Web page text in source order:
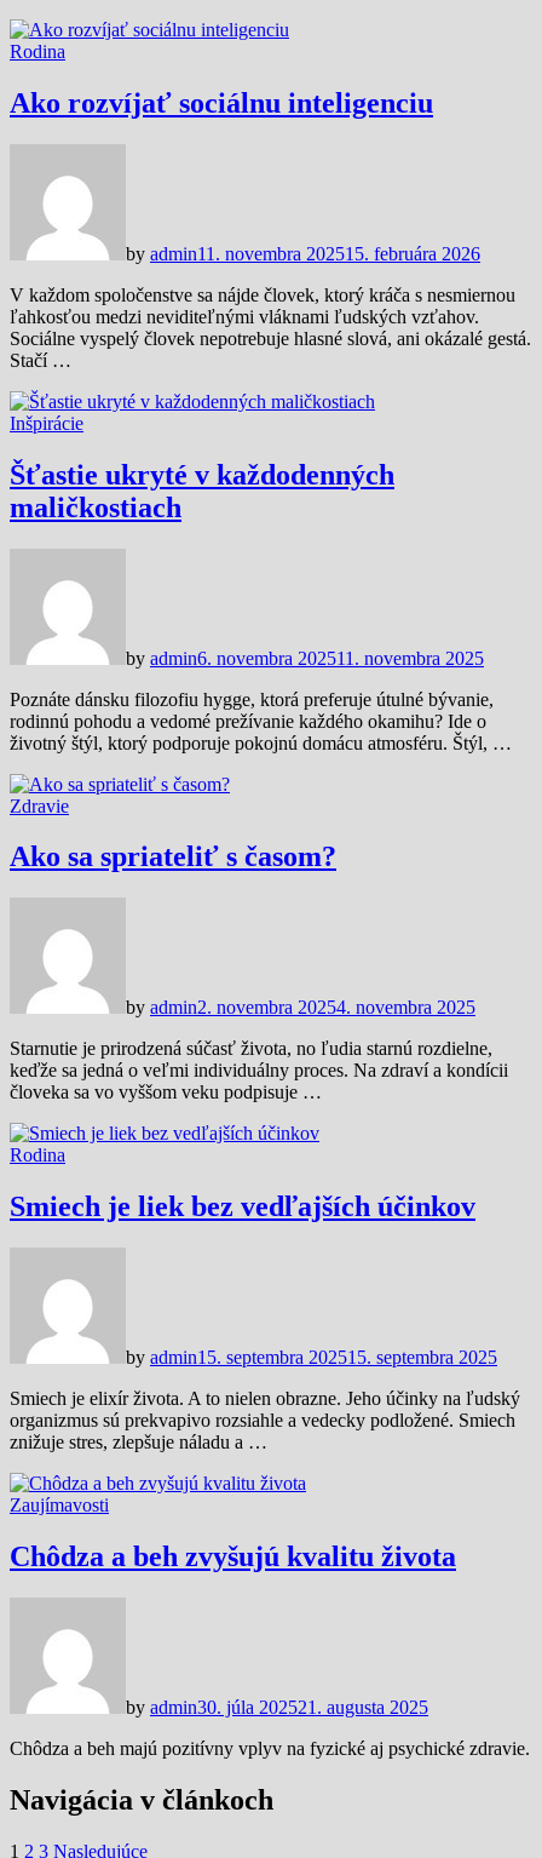
Rodina
Ako rozvíjať sociálnu inteligenciu
by admin11. novembra 202515. februára 2026
V každom spoločenstve sa nájde človek, ktorý kráča s nesmiernou
ľahkosťou medzi neviditeľnými vláknami ľudských vzťahov.
Sociálne vyspelý človek nepotrebuje hlasné slová, ani okázalé gestá.
Stačí …
Inšpirácie
Šťastie ukryté v každodenných
maličkostiach
by admin6. novembra 202511. novembra 2025
Poznáte dánsku filozofiu hygge, ktorá preferuje útulné bývanie,
rodinnú pohodu a vedomé prežívanie každého okamihu? Ide o
životný štýl, ktorý podporuje pokojnú domácu atmosféru. Štýl, …
Zdravie
Ako sa spriateliť s časom?
by admin2. novembra 20254. novembra 2025
Starnutie je prirodzená súčasť života, no ľudia starnú rozdielne,
keďže sa jedná o veľmi individuálny proces. Na zdraví a kondícii
človeka sa vo vyššom veku podpisuje …
Rodina
Smiech je liek bez vedľajších účinkov
by admin15. septembra 202515. septembra 2025
Smiech je elixír života. A to nielen obrazne. Jeho účinky na ľudský
organizmus sú prekvapivo rozsiahle a vedecky podložené. Smiech
znižuje stres, zlepšuje náladu a …
Zaujímavosti
Chôdza a beh zvyšujú kvalitu života
by admin30. júla 202521. augusta 2025
Chôdza a beh majú pozitívny vplyv na fyzické aj psychické zdravie.
Navigácia v článkoch
1 2 3 Nasledujúce